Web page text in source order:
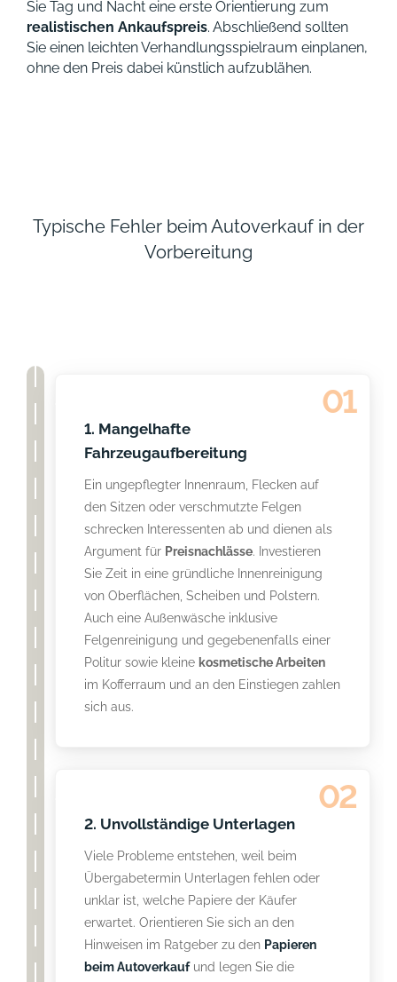
Sie Tag und Nacht eine erste Orientierung zum
realistischen Ankaufspreis. Abschließend sollten
Sie einen leichten Verhandlungsspielraum einplanen,
ohne den Preis dabei künstlich aufzublähen.
Typische Fehler beim Autoverkauf in der
Vorbereitung
01
1. Mangelhafte
Fahrzeugaufbereitung
Ein ungepflegter Innenraum, Flecken auf
den Sitzen oder verschmutzte Felgen
schrecken Interessenten ab und dienen als
Argument für Preisnachlässe. Investieren
Sie Zeit in eine gründliche Innenreinigung
von Oberflächen, Scheiben und Polstern.
Auch eine Außenwäsche inklusive
Felgenreinigung und gegebenenfalls einer
Politur sowie kleinekosmetische Arbeiten
im Kofferraum und an den Einstiegen zahlen
sich aus.
02
2. Unvollständige Unterlagen
Viele Probleme entstehen, weil beim
Übergabetermin Unterlagen fehlen oder
unklar ist, welche Papiere der Käufer
erwartet. Orientieren Sie sich an den
Hinweisen im Ratgeber zu den Papieren
beim Autoverkaufund legen Sie die